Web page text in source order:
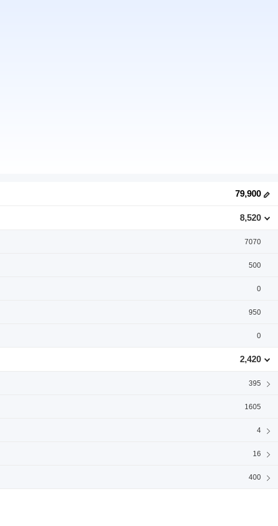
79,900
8,520
7070
500
0
950
0
2,420
395
1605
4
16
400